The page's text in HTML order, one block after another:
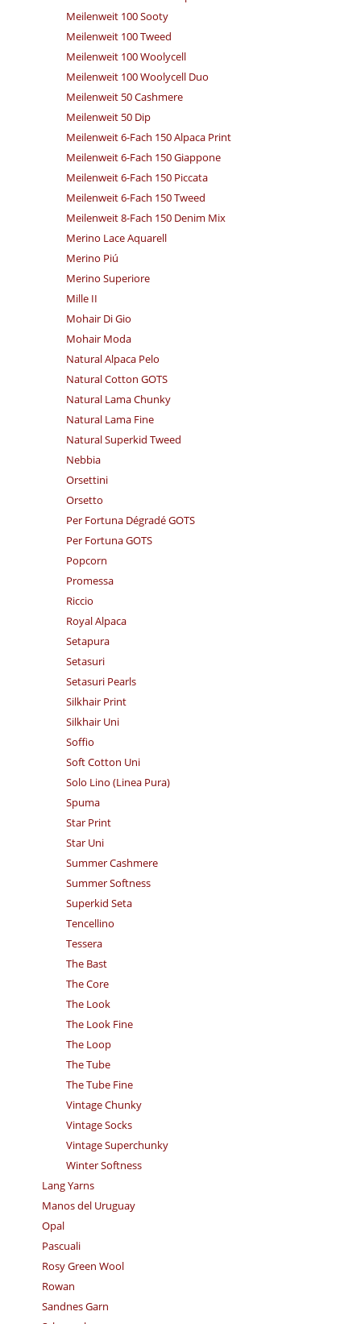
Meilenweit 100 Sooty
Meilenweit 100 Tweed
Meilenweit 100 Woolycell
Meilenweit 100 Woolycell Duo
Meilenweit 50 Cashmere
Meilenweit 50 Dip
Meilenweit 6-Fach 150 Alpaca Print
Meilenweit 6-Fach 150 Giappone
Meilenweit 6-Fach 150 Piccata
Meilenweit 6-Fach 150 Tweed
Meilenweit 8-Fach 150 Denim Mix
Merino Lace Aquarell
Merino Piú
Merino Superiore
Mille II
Mohair Di Gio
Mohair Moda
Natural Alpaca Pelo
Natural Cotton GOTS
Natural Lama Chunky
Natural Lama Fine
Natural Superkid Tweed
Nebbia
Orsettini
Orsetto
Per Fortuna Dégradé GOTS
Per Fortuna GOTS
Popcorn
Promessa
Riccio
Royal Alpaca
Setapura
Setasuri
Setasuri Pearls
Silkhair Print
Silkhair Uni
Soffio
Soft Cotton Uni
Solo Lino (Linea Pura)
Spuma
Star Print
Star Uni
Summer Cashmere
Summer Softness
Superkid Seta
Tencellino
Tessera
The Bast
The Core
The Look
The Look Fine
The Loop
The Tube
The Tube Fine
Vintage Chunky
Vintage Socks
Vintage Superchunky
Winter Softness
Lang Yarns
Manos del Uruguay
Opal
Pascuali
Rosy Green Wool
Rowan
Sandnes Garn